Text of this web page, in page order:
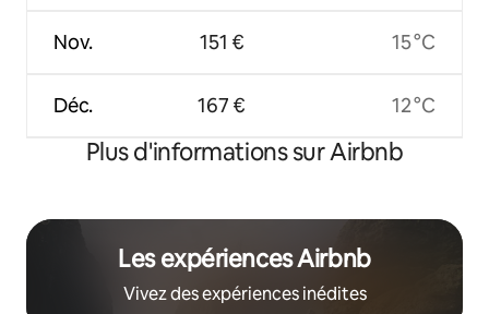
Nov.
Déc.
151 €
167 €
15 °C
12 °C
Plus d'informations sur Airbnb
Les expériences Airbnb
Vivez des expériences inédites